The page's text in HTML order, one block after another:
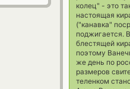
колец" - это
настоящая
("канавка"
поджигается.
блестящей
поэтому
же день по
размеров
теленком